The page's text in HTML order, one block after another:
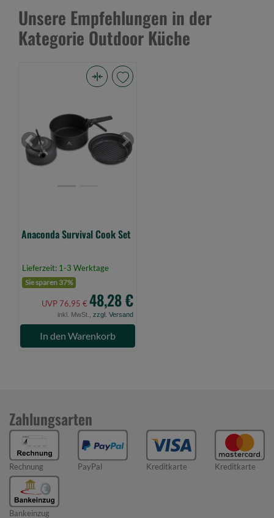
Unsere Empfehlungen in der
Kategorie Outdoor Küche
Set
(Bild
0)
Previous Next
Anaconda Survival Cook Set
Lieferzeit: 1-3 Werktage
Sie sparen 37%
UVP 76,95 € 48,28 €
inkl. MwSt., zzgl. Versand
In den Warenkorb
Zahlungsarten
Rechnung PayPal Kreditkarte Kreditkarte
Bankeinzug